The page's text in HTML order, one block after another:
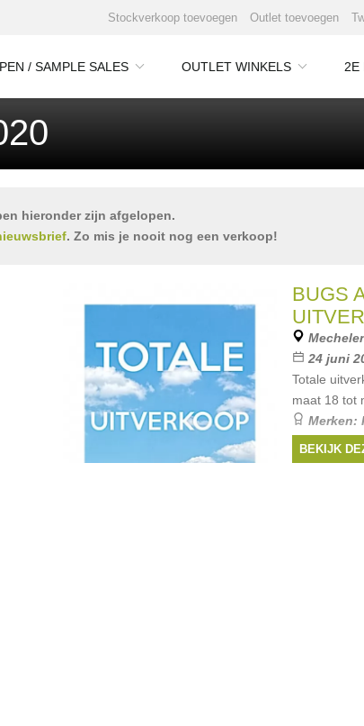
Stockverkoop toevoegen Outlet toevoegen
/ SAMPLE SALES OUTLET WINKELS 2E
hieronder zijn afgelopen.
. Zo mis je nooit nog een verkoop!
BUGS
24 juni
Totale
maat 18 tot
Merken:
d'oro
BEKIJK